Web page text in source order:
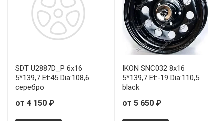
SDT U2887D_P 6x16
5*139,7 Et:45 Dia:108,6
серебро
от 4 150 ₽
IKON SNC032 8x16
5*139,7 Et:-19 Dia:110,5
black
от 5 650 ₽